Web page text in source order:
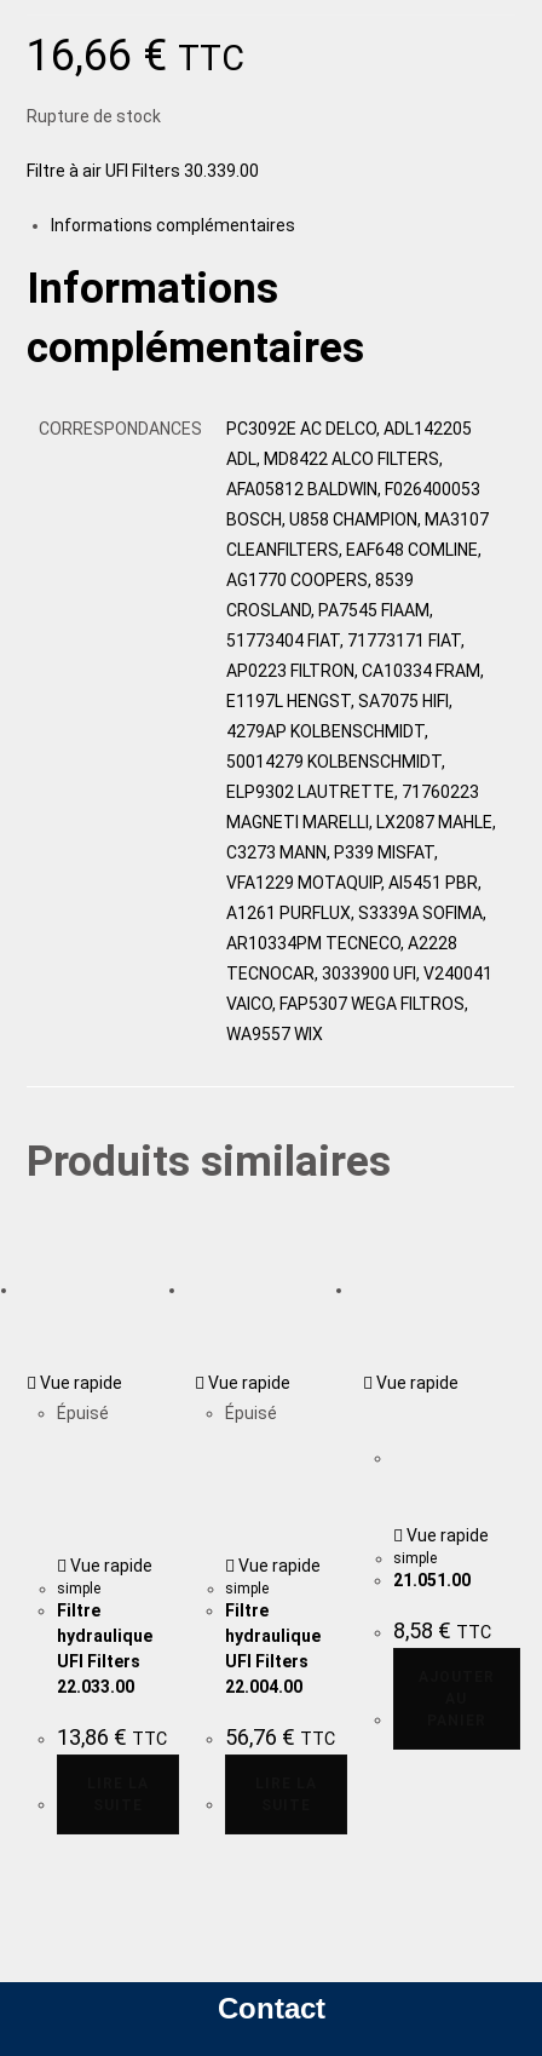
16,66 € TTC
Rupture de stock
Filtre à air UFI Filters 30.339.00
Informations complémentaires
Informations
complémentaires
CORRESPONDANCES
PC3092E AC DELCO, ADL142205
ADL, MD8422 ALCO FILTERS,
AFA05812 BALDWIN, F026400053
BOSCH, U858 CHAMPION, MA3107
CLEANFILTERS, EAF648 COMLINE,
AG1770 COOPERS, 8539
CROSLAND, PA7545 FIAAM,
51773404 FIAT, 71773171 FIAT,
AP0223 FILTRON, CA10334 FRAM,
E1197L HENGST, SA7075 HIFI,
4279AP KOLBENSCHMIDT,
50014279 KOLBENSCHMIDT,
ELP9302 LAUTRETTE, 71760223
MAGNETI MARELLI, LX2087 MAHLE,
C3273 MANN, P339 MISFAT,
VFA1229 MOTAQUIP, AI5451 PBR,
A1261 PURFLUX, S3339A SOFIMA,
AR10334PM TECNECO, A2228
TECNOCAR, 3033900 UFI, V240041
VAICO, FAP5307 WEGA FILTROS,
WA9557 WIX
Produits similaires
Vue rapide
Épuisé
Vue rapide
simple
Filtre
hydraulique
UFI Filters
22.033.00
13,86 € TTC
Vue rapide
Épuisé
Vue rapide
simple
Filtre
hydraulique
UFI Filters
22.004.00
56,76 € TTC
Vue rapide
Vue rapide
simple
21.051.00
8,58 € TTC
Contact